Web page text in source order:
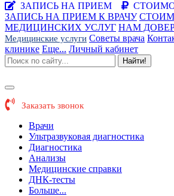
ЗАПИСЬ НА ПРИЕМ
ЗАПИСЬ НА ПРИЕМ К ВРАЧУ
МЕДИЦИНСКИХ УСЛУГ НАМ
Медицинские услуги Советы врача
клинике Еще... Личный кабинет
Найти!
Заказать звонок
Врачи
Ультразвуковая диагностика
Диагностика
Анализы
Медицинские справки
ДНК-тесты
Больше...